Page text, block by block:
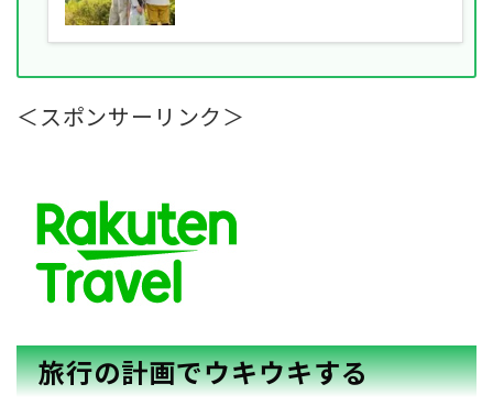
＜スポンサーリンク＞
旅行の計画でウキウキする